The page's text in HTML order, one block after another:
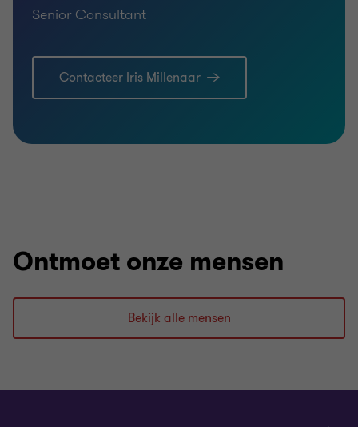
Senior Consultant
Contacteer Iris Millenaar
Ontmoet onze mensen
Bekijk alle mensen